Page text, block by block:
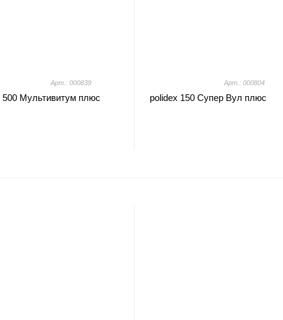
Арт.: 000839
500 Мультивитум плюс
Арт.: 000804
polidex 150 Супер Вул плюс